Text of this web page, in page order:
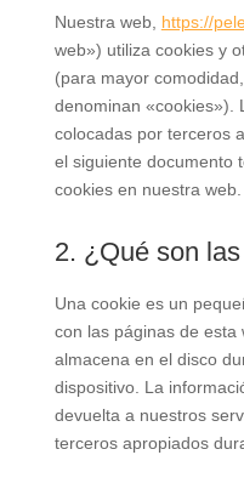
Nuestra web, https://
web») utiliza cookies y
(para mayor
denominan «cookies»).
colocadas por terceros
el siguiente documento
cookies en nuestra web.
2. ¿Qué son
Una cookie es un
con las páginas de
almacena en el disco
dispositivo. La
devuelta a nuestros
terceros apropiados